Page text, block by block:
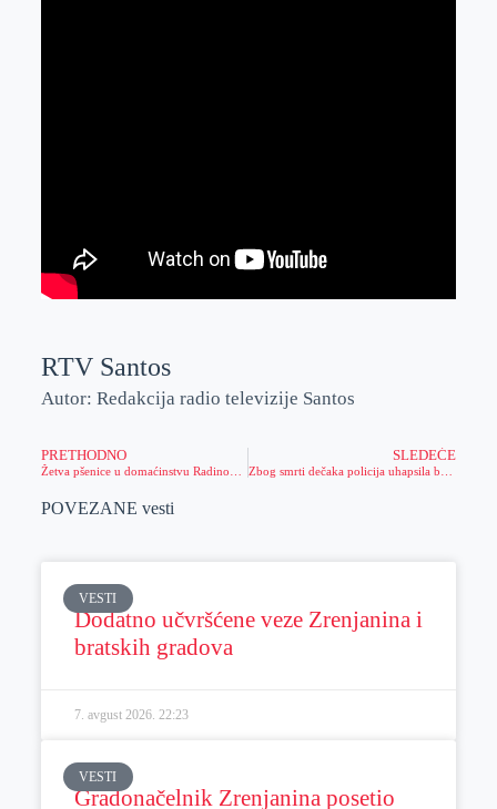
RTV Santos
Autor: Redakcija radio televizije Santos
PRETHODNO SLEDEĆE
POVEZANE vesti
VESTI
Dodatno učvršćene veze Zrenjanina i
bratskih gradova
7. avgust 2026. 22:23
VESTI
Gradonačelnik Zrenjanina posetio